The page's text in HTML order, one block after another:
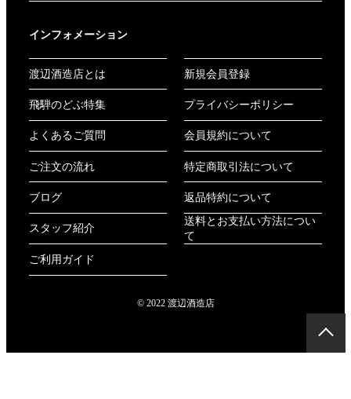
インフォメーション
渡辺酒造店とは
飛騨のどぶ特集
よくあるご質問
ご注文の流れ
ブログ
スタッフ紹介
ご利用ガイド
新規会員登録
プライバシーポリシー
会員規約について
特定商取引法について
返品特約について
送料とお支払い方法につい
て
© 2022 渡辺酒造店